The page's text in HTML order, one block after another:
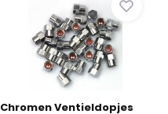
Chromen Ventieldopjes